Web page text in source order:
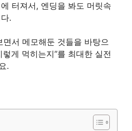
터져서, 엔딩을 봐도 머릿속
.
면서 메모해둔 것들을 바탕으
게 먹히는지”를 최대한 실전
.